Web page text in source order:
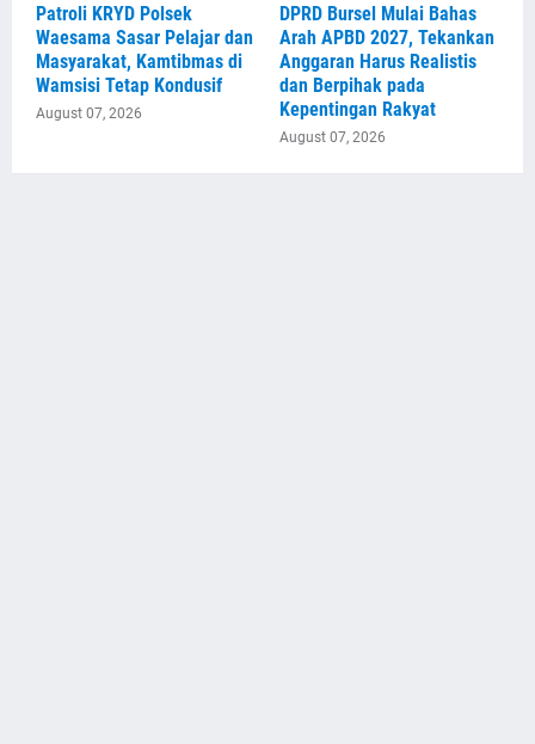
Patroli KRYD Polsek
Waesama Sasar Pelajar dan
Masyarakat, Kamtibmas di
Wamsisi Tetap Kondusif
August 07, 2026
DPRD Bursel Mulai Bahas
Arah APBD 2027, Tekankan
Anggaran Harus Realistis
dan Berpihak pada
Kepentingan Rakyat
August 07, 2026